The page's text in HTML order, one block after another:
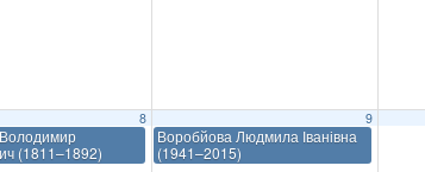
8
(1811–1892)
9
Воробйова Людмила Іванівна
(1941–2015)